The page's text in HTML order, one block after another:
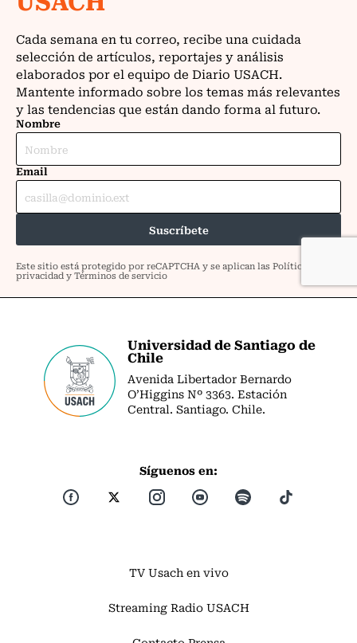
Universidad de Santiago de
Chile
Avenida Libertador Bernardo
O’Higgins Nº 3363. Estación
Central. Santiago. Chile.
Síguenos en:
TV Usach en vivo
Streaming Radio USACH